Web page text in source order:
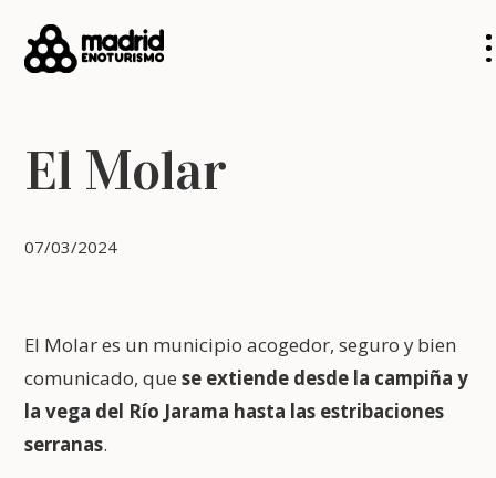
El Molar
07/03/2024
El Molar es un municipio acogedor, seguro y bien
comunicado, quese extiende desde la campiña y
la vega del Río Jarama hasta las estribaciones
serranas.